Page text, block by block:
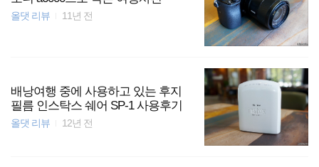
올댓 리뷰 11년 전
배낭여행 중에 사용하고 있는 후지
필름 인스탁스 쉐어 SP-1 사용후기
올댓 리뷰 12년 전
해외여행